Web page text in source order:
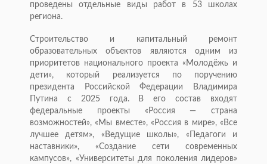
проведены отдельные виды работ в 53 школах
региона.
Строительство и капитальный ремонт
образовательных объектов являются одним из
приоритетов национального проекта «Молодёжь и
дети», который реализуется по поручению
президента Российской Федерации Владимира
Путина с 2025 года. В его состав входят
федеральные проекты «Россия — страна
возможностей», «Мы вместе», «Россия в мире», «Все
лучшее детям», «Ведущие школы», «Педагоги и
наставники», «Создание сети современных
кампусов», «Университеты для поколения лидеров»